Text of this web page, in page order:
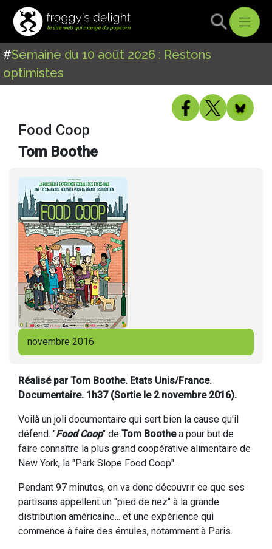
#Semaine du 10 août 2026 : Restons
optimistes
Food Coop
Tom Boothe
novembre 2016
Réalisé par Tom Boothe. Etats Unis/France.
Documentaire. 1h37 (Sortie le 2 novembre 2016).
Voilà un joli documentaire qui sert bien la cause qu'il
défend. "Food Coop" de Tom Boothea pour but de
faire connaître la plus grand coopérative alimentaire de
New York, la "Park Slope Food Coop".
Pendant 97 minutes, on va donc découvrir ce que ses
partisans appellent un "pied de nez" à la grande
distribution américaine... et une expérience qui
commence à faire des émules, notamment à Paris.